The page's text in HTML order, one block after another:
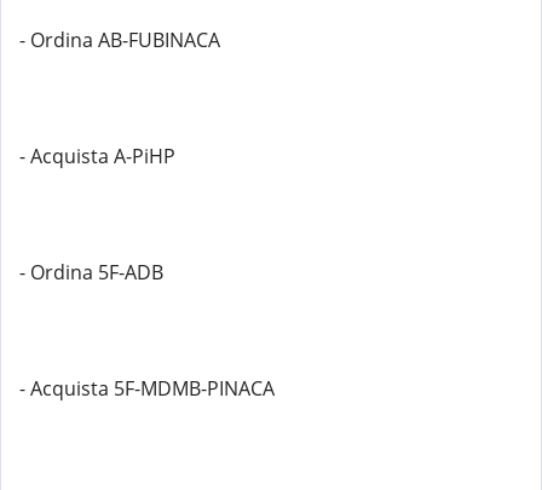
- Ordina AB-FUBINACA
- Acquista A-PiHP
- Ordina 5F-ADB
- Acquista 5F-MDMB-PINACA